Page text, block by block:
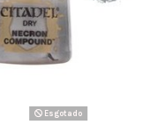
Esgotado